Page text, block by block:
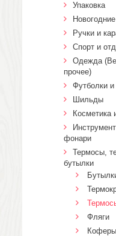
Упаковка
Ручки и
Спорт и
Одежда
прочее)
Футболки
Шильды
Косметика
фонари
Термосы,
бутылки
Фляги
Коферы